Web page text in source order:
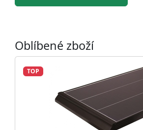
Oblíbené zboží
TOP